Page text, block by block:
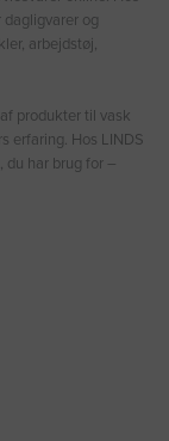
dagligvarer og
arbejdstøj,
produkter til vask
erfaring. Hos LINDS
du har brug for –